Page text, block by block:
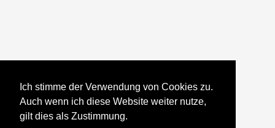
Ich stimme der Verwendung von Cookies zu.
Auch wenn ich diese Website weiter nutze,
gilt dies als Zustimmung.